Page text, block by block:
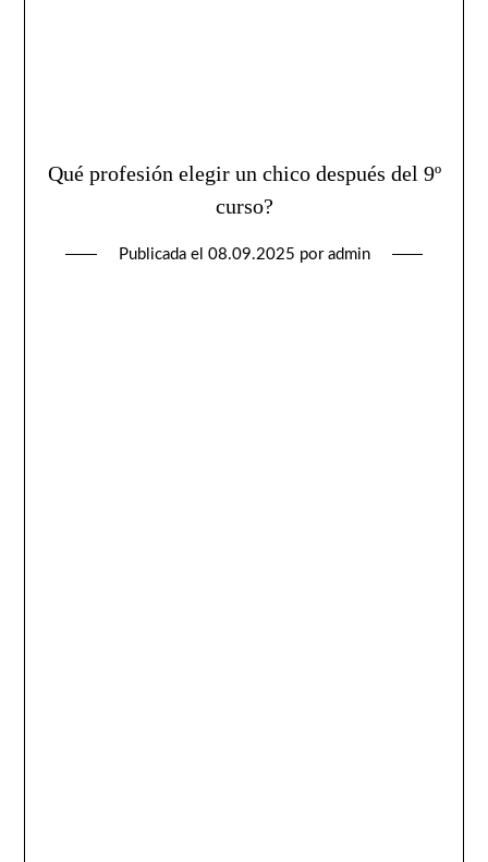
Qué profesión elegir un chico después del 9º
curso?
Publicada el 08.09.2025 por admin